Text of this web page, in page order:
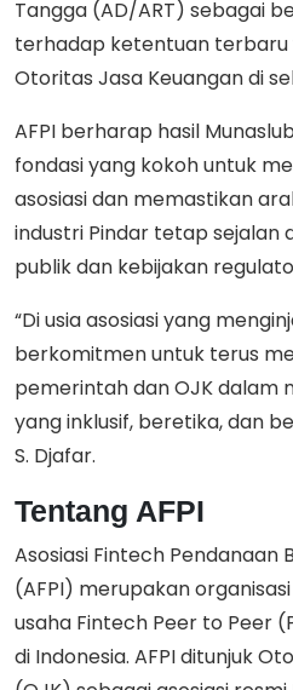
Tangga (AD/ART) sebagai
terhadap ketentuan
Otoritas Jasa Keuangan di
AFPI berharap hasil
fondasi yang kokoh untuk
asosiasi dan memastikan
industri Pindar tetap sejalan
publik dan kebijakan
“Di usia asosiasi yang
berkomitmen untuk terus
pemerintah dan OJK dalam
yang inklusif, beretika, dan
S. Djafar.
Tentang AFPI
Asosiasi Fintech Pendanaan
(AFPI) merupakan
usaha Fintech Peer to Peer
di Indonesia. AFPI ditunjuk